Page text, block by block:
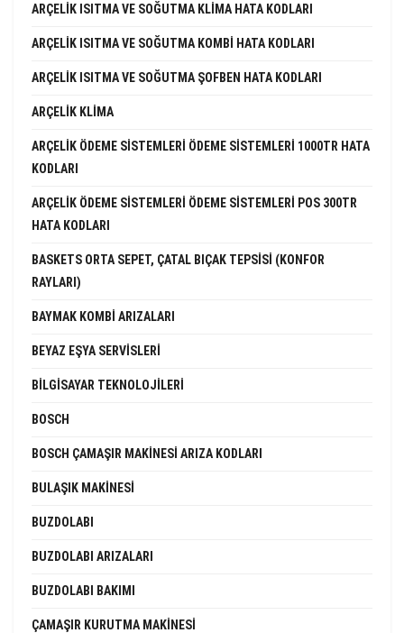
ARÇELIK ISITMA VE SOĞUTMA KLIMA HATA KODLARI
ARÇELIK ISITMA VE SOĞUTMA KOMBI HATA KODLARI
ARÇELIK ISITMA VE SOĞUTMA ŞOFBEN HATA KODLARI
ARÇELIK KLIMA
ARÇELIK ÖDEME SISTEMLERI ÖDEME SISTEMLERI 1000TR HATA
KODLARI
ARÇELIK ÖDEME SISTEMLERI ÖDEME SISTEMLERI POS 300TR
HATA KODLARI
BASKETS ORTA SEPET, ÇATAL BIÇAK TEPSISI (KONFOR
RAYLARI)
BAYMAK KOMBI ARIZALARI
BEYAZ EŞYA SERVISLERI
BILGISAYAR TEKNOLOJILERI
BOSCH
BOSCH ÇAMAŞIR MAKINESI ARIZA KODLARI
BULAŞIK MAKINESI
BUZDOLABI
BUZDOLABI ARIZALARI
BUZDOLABI BAKIMI
ÇAMAŞIR KURUTMA MAKINESI